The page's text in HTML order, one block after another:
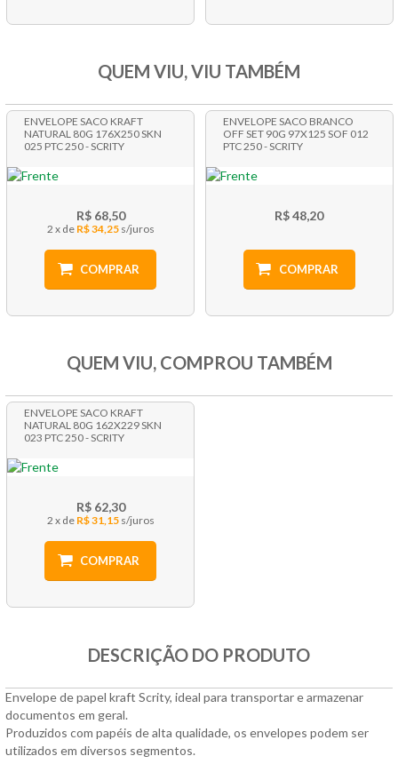
QUEM VIU, VIU TAMBÉM
ENVELOPE SACO KRAFT
NATURAL 80G 176X250 SKN
025 PTC 250 - SCRITY
R$ 68,50
2 x R$ 34,25
COMPRAR
ENVELOPE SACO BRANCO
OFF SET 90G 97X125 SOF 012
PTC 250 - SCRITY
R$ 48,20
COMPRAR
QUEM VIU, COMPROU TAMBÉM
ENVELOPE SACO KRAFT
NATURAL 80G 162X229 SKN
023 PTC 250 - SCRITY
R$ 62,30
2 x R$ 31,15
COMPRAR
DESCRIÇÃO DO PRODUTO
Envelope de papel kraft Scrity, ideal para transportar e armazenar
documentos em geral.
Produzidos com papéis de alta qualidade, os envelopes podem ser
utilizados em diversos segmentos.